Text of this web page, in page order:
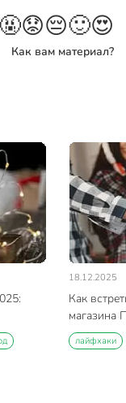
🤬😟😔🙂😍
Как вам материал?
18.12.2025
Как
магазина
лайфхаки